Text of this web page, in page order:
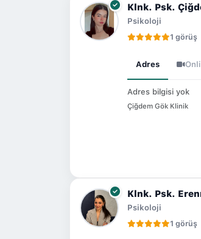
Klnk. Psk.
Psikoloji
1 görüş
Adres
Adres bilgisi yok
Çiğdem Gök Klinik
Klnk. Psk.
Psikoloji
1 görüş